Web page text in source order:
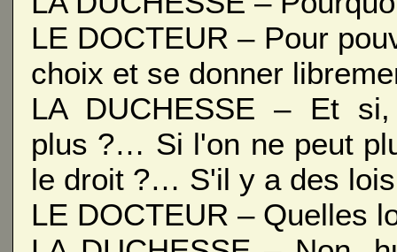
LE DOCTEUR – Pour
choix et se donner
LA DUCHESSE – Et
plus ?… Si l'on ne peut
le droit ?… S'il y a des
LE DOCTEUR –